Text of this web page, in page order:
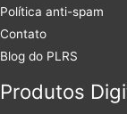
Política anti-spam
Contato
Blog do PLRS
Produtos